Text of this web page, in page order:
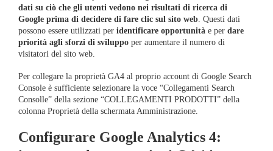
dati su ciò che gli utenti vedono nei risultati di ricerca di
Google prima di decidere di fare clic sul sito web . Questi dati
possono essere utilizzati per identificare opportunità e per dare
priorità agli sforzi di sviluppo per aumentare il numero di
visitatori del sito web.
Per collegare la proprietà GA4 al proprio account di Google Search
Console è sufficiente selezionare la voce “Collegamenti Search
Consolle” della sezione “COLLEGAMENTI PRODOTTI” della
colonna Proprietà della schermata Amministrazione.
Configurare Google Analytics 4: